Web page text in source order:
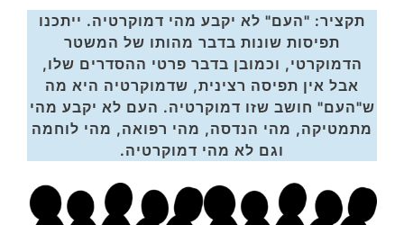
תקציר: "העם" לא יקבע מהי דמוקרטיה. ייתכנו
תפיסות שונות בדבר מהותו של המשטר
הדמוקרטי, וכמובן בדבר פרטי ההסדרים שלו,
אבל אין תפיסה רצינית, שדמוקרטיה היא מה
ש"העם" חושב שזו דמוקרטיה. העם לא יקבע מהי
מתמטיקה, מהי הנדסה, מהי רפואה, מהי לוחמה
וגם לא מהי דמוקרטיה.